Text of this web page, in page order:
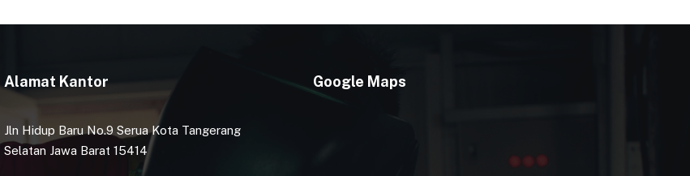
Alamat Kantor
Jln Hidup Baru No.9 Serua Kota Tangerang
Selatan Jawa Barat 15414
Google Maps